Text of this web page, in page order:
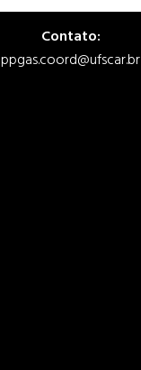
Contato:
ppgas.coord@ufscar.br